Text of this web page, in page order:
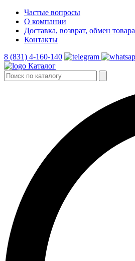
Частые вопросы
О компании
Доставка, возврат, обмен товара
Контакты
8 (831) 4-160-140
Каталог